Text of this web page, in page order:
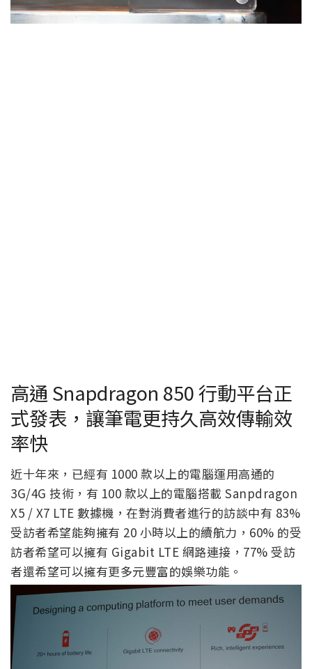
高通 Snapdragon 850 行動平台正
式發表，讓筆電更持久高效傳輸效
率快
近十年來，已經有 1000 款以上的電腦運用高通的
3G/4G 技術，有 100 款以上的電腦搭載 Sanpdragon
X5 / X7 LTE 數據機，在對消費者進行的訪談中有 83%
受訪者希望能夠擁有 20 小時以上的續航力，60% 的受
訪者希望可以擁有 Gigabit LTE 網路連接，77% 受訪
者還希望可以擁有更多元豐富的娛樂功能。